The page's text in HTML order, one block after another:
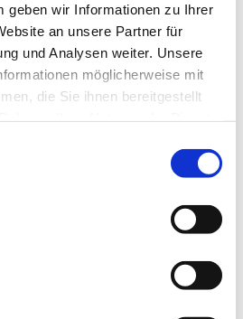
geben wir Informationen zu Ihrer
an unsere Partner für
und Analysen weiter. Unsere
möglicherweise mit
die Sie ihnen bereitgestellt